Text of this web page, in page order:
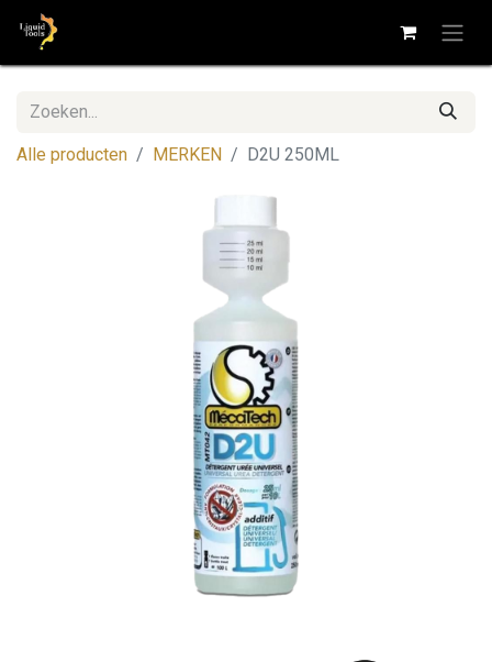
Alle producten MERKEN D2U 250ML